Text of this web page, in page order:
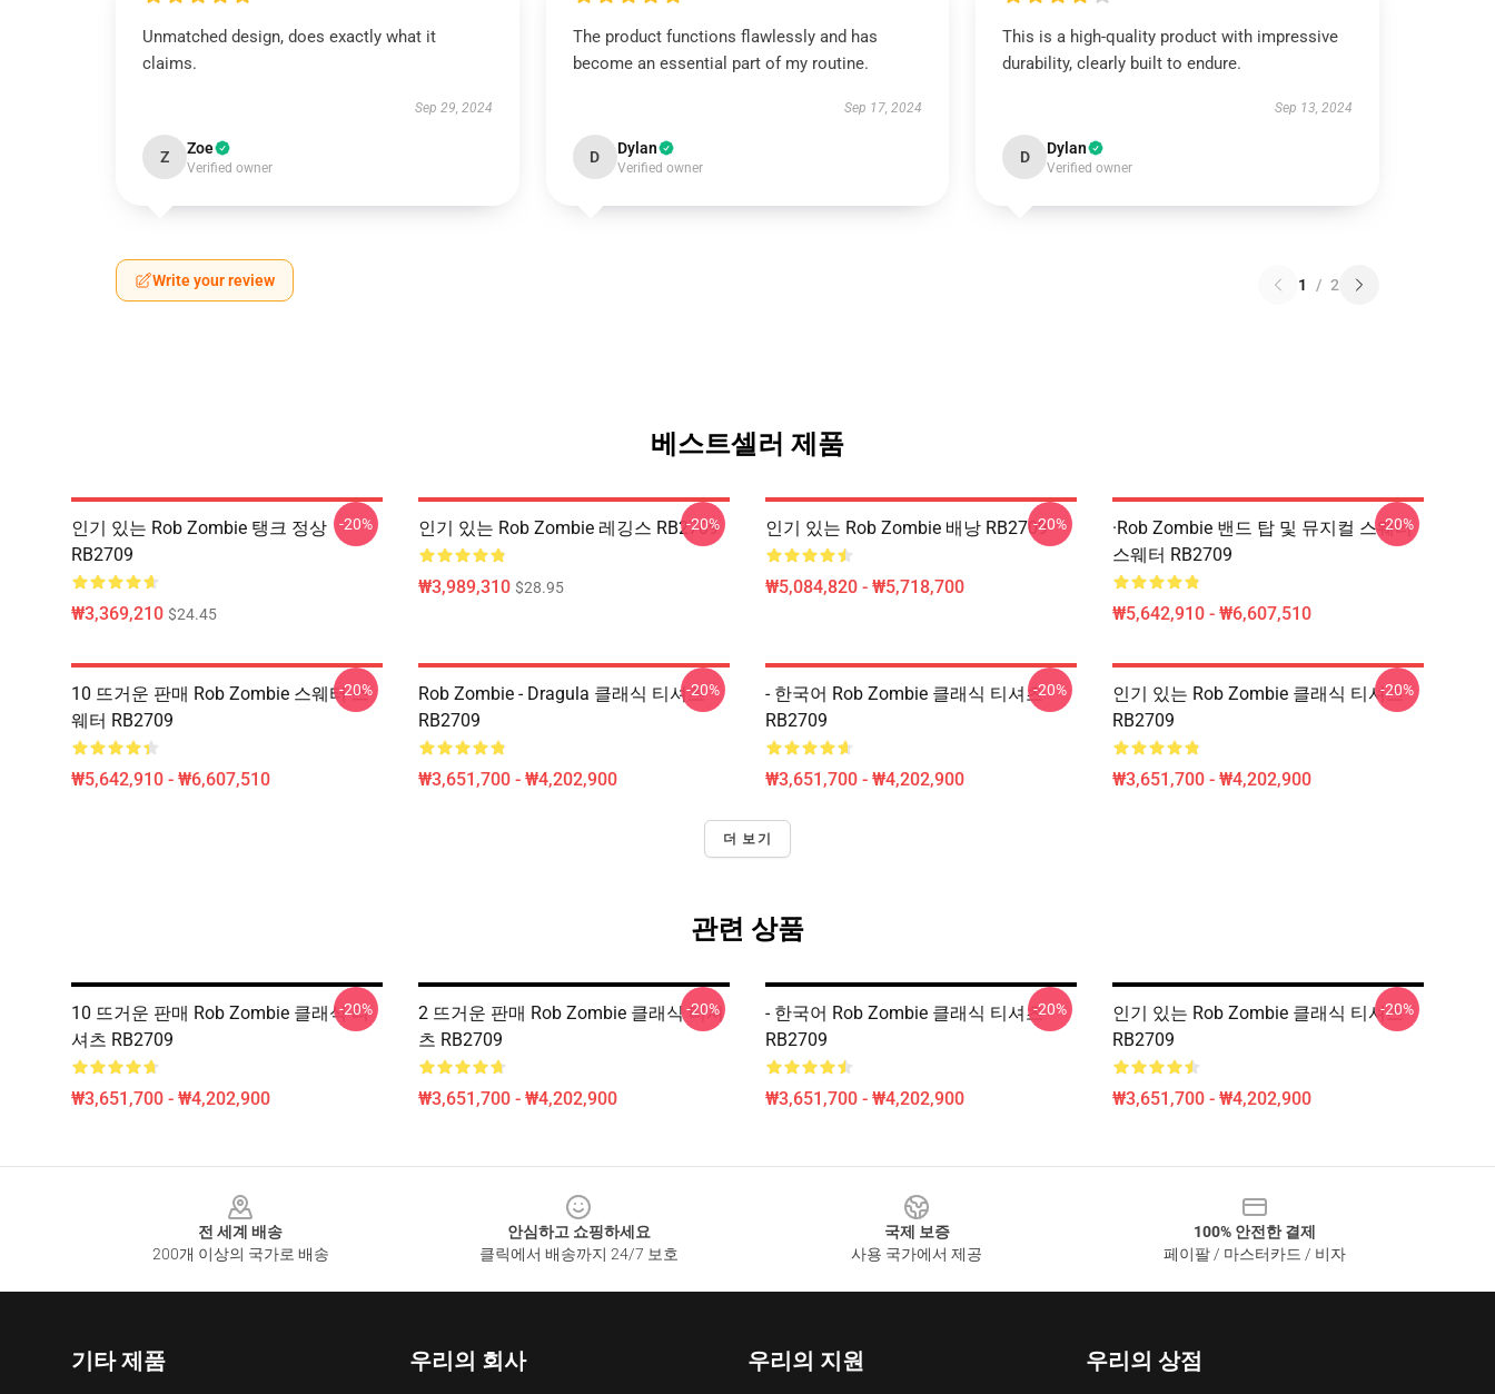
Unmatched design, does exactly what it
claims.
Sep 29, 2024
Z Zoe
Verified owner
The product functions flawlessly and has
become an essential part of my routine.
Sep 17, 2024
D Dylan
Verified owner
This is a high-quality product with impressive
durability, clearly built to endure.
Sep 13, 2024
D Dylan
Verified owner
Write your review 1 / 2
베스트셀러 제품
인기 있는 Rob Zombie 탱크 정상
RB2709
₩3,369,210 $24.45
-20% 인기 있는 Rob Zombie 레깅스 RB2709
₩3,989,310 $28.95
-20% 인기 있는 Rob Zombie 배낭 RB2709
₩5,084,820 - ₩5,718,700
-20%
·rob Zombie 밴드 탑 및 뮤지컬 스웨터
스웨터 RB2709
₩5,642,910 - ₩6,607,510
-20%
10 뜨거운 판매 Rob Zombie 스웨터 스
웨터 RB2709
₩5,642,910 - ₩6,607,510
-20%
Rob Zombie - Dragula 클래식 티셔츠
RB2709
₩3,651,700 - ₩4,202,900
-20%
- 한국어 Rob Zombie 클래식 티셔츠
RB2709
₩3,651,700 - ₩4,202,900
-20%
인기 있는 Rob Zombie 클래식 티셔츠
RB2709
₩3,651,700 - ₩4,202,900
-20%
더 보기
관련 상품
10 뜨거운 판매 Rob Zombie 클래식 티
셔츠 RB2709
₩3,651,700 - ₩4,202,900
-20%
2 뜨거운 판매 Rob Zombie 클래식 티셔
츠 RB2709
₩3,651,700 - ₩4,202,900
-20%
- 한국어 Rob Zombie 클래식 티셔츠
RB2709
₩3,651,700 - ₩4,202,900
-20%
인기 있는 Rob Zombie 클래식 티셔츠
RB2709
₩3,651,700 - ₩4,202,900
-20%
전 세계 배송
200개 이상의 국가로 배송
안심하고 쇼핑하세요
클릭에서 배송까지 24/7 보호
국제 보증
사용 국가에서 제공
100% 안전한 결제
페이팔 / 마스터카드 / 비자
기타 제품 우리의 회사 우리의 지원 우리의 상점